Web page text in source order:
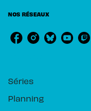
NOS RÉSEAUX
Séries
Planning